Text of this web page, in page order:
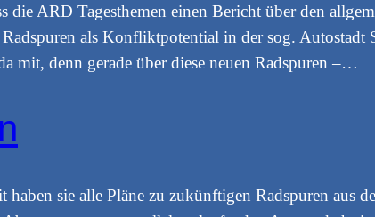
die ARD Tagesthemen einen Bericht über den
als Konfliktpotential in der sog.
mit, denn gerade über diese neuen Radspuren –…
sie alle Pläne zu zukünftigen Radspuren aus